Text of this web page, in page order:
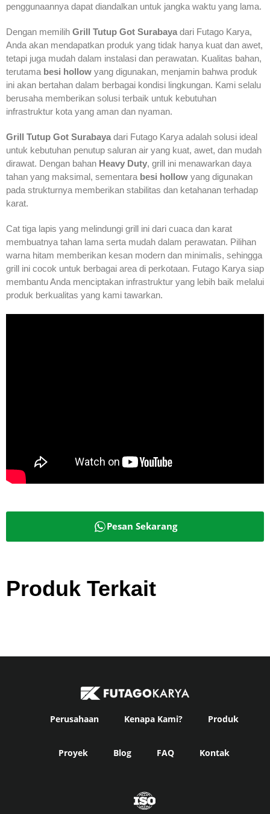
penggunaannya dapat diandalkan untuk jangka waktu yang lama.
Dengan memilih Grill Tutup Got Surabaya dari Futago Karya,
Anda akan mendapatkan produk yang tidak hanya kuat dan awet,
tetapi juga mudah dalam instalasi dan perawatan. Kualitas bahan,
terutama besi hollow yang digunakan, menjamin bahwa produk
ini akan bertahan dalam berbagai kondisi lingkungan. Kami selalu
berusaha memberikan solusi terbaik untuk kebutuhan
infrastruktur kota yang aman dan nyaman.
Grill Tutup Got Surabaya dari Futago Karya adalah solusi ideal
untuk kebutuhan penutup saluran air yang kuat, awet, dan mudah
dirawat. Dengan bahan Heavy Duty, grill ini menawarkan daya
tahan yang maksimal, sementara besi hollow yang digunakan
pada strukturnya memberikan stabilitas dan ketahanan terhadap
karat.
Cat tiga lapis yang melindungi grill ini dari cuaca dan karat
membuatnya tahan lama serta mudah dalam perawatan. Pilihan
warna hitam memberikan kesan modern dan minimalis, sehingga
grill ini cocok untuk berbagai area di perkotaan. Futago Karya siap
membantu Anda menciptakan infrastruktur yang lebih baik melalui
produk berkualitas yang kami tawarkan.
Pesan Sekarang
Produk Terkait
Perusahaan Kenapa Kami? Produk
Proyek Blog FAQ Kontak